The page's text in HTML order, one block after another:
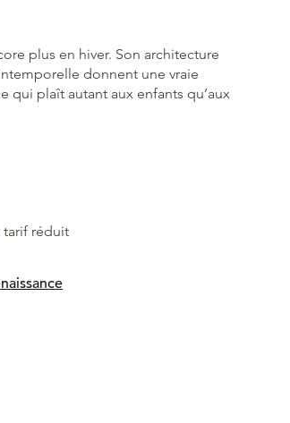
plus en hiver. Son architecture
donnent une vraie
qui plaît autant aux enfants qu’aux
tarif réduit